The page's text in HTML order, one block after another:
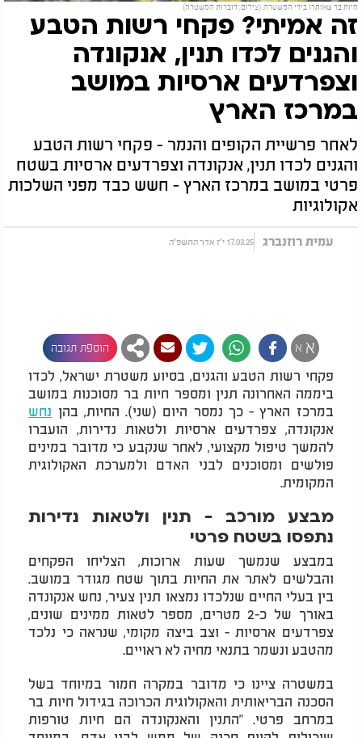
חיות בר שאותרו בידי המשטרה. (צילום: דוברות המשטרה)
זה אמיתי? פקחי רשות הטבע
והגנים לכדו תנין, אנקונדה
וצפרדעים ארסיות במושב
במרכז הארץ
לאחר פרשיית הקופים והנמר - פקחי רשות הטבע
והגנים לכדו תנין, אנקונדה וצפרדעים ארסיות בשטח
פרטי במושב במרכז הארץ - חשש כבד מפני השלכות
אקולוגיות
עמית רוזנברג 17.03.25 י"ז אדר התשפ"ה
א א הוספת תגובה
פקחי רשות הטבע והגנים, בסיוע משטרת ישראל, לכדו
ביממה האחרונה תנין ומספר חיות בר מסוכנות במושב
במרכז הארץ - כך נמסר היום (שני). החיות, בהן נחש
אנקונדה, צפרדעים ארסיות ולטאות נדירות, הועברו
להמשך טיפול מקצועי, לאחר שנקבע כי מדובר במינים
פולשים ומסוכנים לבני האדם ולמערכת האקולוגית
המקומית.
מבצע מורכב - תנין ולטאות נדירות
נתפסו בשטח פרטי
במבצע שנמשך שעות ארוכות, הצליחו הפקחים
והבלשים לאתר את החיות בתוך שטח מגודר במושב.
בין בעלי החיים שנלכדו נמצאו תנין צעיר, נחש אנקונדה
באורך של כ-2 מטרים, מספר לטאות ממינים שונים,
צפרדעים ארסיות - וצב ביצה מקומי, שנראה כי נלכד
מהטבע ונשמר בתנאי מחיה לא ראויים.
במשטרה ציינו כי מדובר במקרה חמור במיוחד בשל
הסכנה הבריאותית והאקולוגית הכרוכה בגידול חיות בר
במרחב פרטי. "התנין והאנקונדה הם חיות טורפות